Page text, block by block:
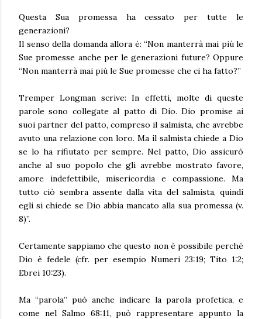
Questa Sua promessa ha cessato per tutte le
generazioni?
Il senso della domanda allora è: “Non manterrà mai più le
Sue promesse anche per le generazioni future? Oppure
“Non manterrà mai più le Sue promesse che ci ha fatto?”
Tremper Longman scrive: In effetti, molte di queste
parole sono collegate al patto di Dio. Dio promise ai
suoi partner del patto, compreso il salmista, che avrebbe
avuto una relazione con loro. Ma il salmista chiede a Dio
se lo ha rifiutato per sempre. Nel patto, Dio assicurò
anche al suo popolo che gli avrebbe mostrato favore,
amore indefettibile, misericordia e compassione. Ma
tutto ciò sembra assente dalla vita del salmista, quindi
egli si chiede se Dio abbia mancato alla sua promessa (v.
8)”.
Certamente sappiamo che questo non è possibile perché
Dio è fedele (cfr. per esempio Numeri 23:19; Tito 1:2;
Ebrei 10:23).
Ma “parola” può anche indicare la parola profetica, e
come nel Salmo 68:11, può rappresentare appunto la